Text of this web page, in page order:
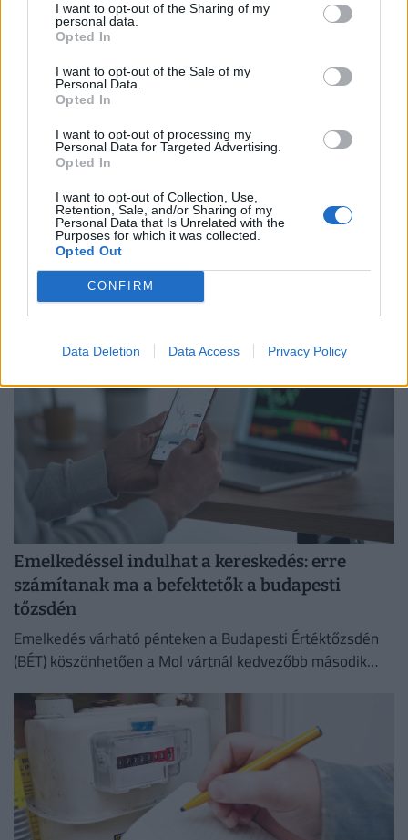
I want to opt-out of the Sharing of my
personal data.
Opted In
I want to opt-out of the Sale of my
Personal Data.
Opted In
I want to opt-out of processing my
Personal Data for Targeted Advertising.
Opted In
I want to opt-out of Collection, Use,
Retention, Sale, and/or Sharing of my
Personal Data that Is Unrelated with the
Purposes for which it was collected.
Opted Out
CONFIRM
Data Deletion Data Access Privacy Policy
Láthatatlan méreg szivárog a Dunába: a
gyanútlan sétálók és a fesztiválozók is
veszélyben lehetnek
A rendkívül alacsony vízállás miatt ismét rákkeltő és
mérgező anyagok szivárognak a Dunába az egykori
Óbudai Gázgyár területéről.
Emelkedéssel indulhat a kereskedés: erre
számítanak ma a befektetők a budapesti
tőzsdén
Emelkedés várható pénteken a Budapesti Értéktőzsdén
(BÉT) köszönhetően a Mol vártnál kedvezőbb második
elemzője szerint.